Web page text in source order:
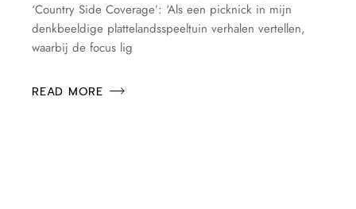
‘Country Side Coverage’: ‘Als een picknick in mijn
denkbeeldige plattelandsspeeltuin verhalen vertellen,
waarbij de focus lig
READ MORE